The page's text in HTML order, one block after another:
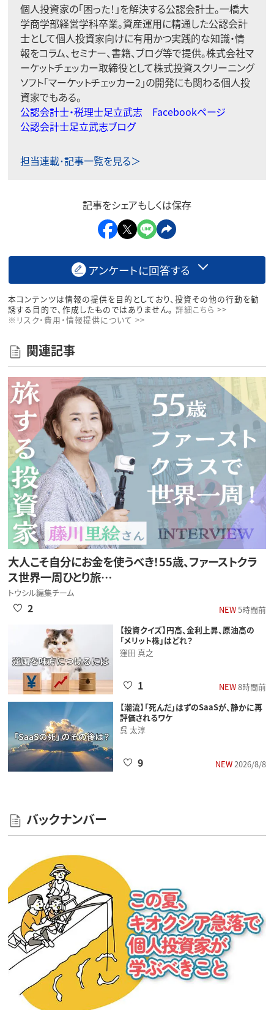
個人投資家の「困った！」を解決する公認会計士。一橋大
学商学部経営学科卒業。資産運用に精通した公認会計
士として個人投資家向けに有用かつ実践的な知識・情
報をコラム、セミナー、書籍、ブログ等で提供。株式会社マ
ーケットチェッカー取締役として株式投資スクリーニング
ソフト「マーケットチェッカー2」の開発にも関わる個人投
資家でもある。
公認会計士・税理士足立武志 Facebookページ
公認会計士足立武志ブログ
担当連載･記事一覧を見る＞
記事をシェアもしくは保存
アンケートに回答する
本コンテンツは情報の提供を目的としており、投資その他の行動を勧
誘する目的で、作成したものではありません。 詳細こちら >>
※リスク・費用・情報提供について >>
関連記事
大人こそ自分にお金を使うべき！55歳、ファーストクラ
ス世界一周ひとり旅…
トウシル編集チーム
NEW5時間前
2
【投資クイズ】円高、金利上昇、原油高の
「メリット株」はどれ？
窪田 真之
NEW8時間前
1
【潮流】「死んだ」はずのSaaSが、静かに再
評価されるワケ
呉 太淳
NEW2026/8/8
9
バックナンバー